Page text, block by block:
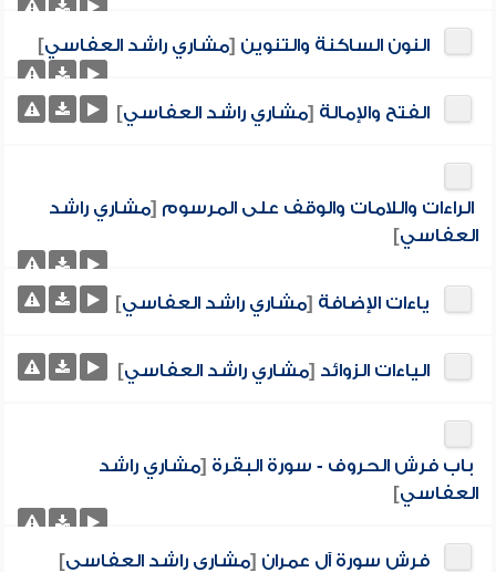
النون الساكنة والتنوين [مشاري راشد العفاسي]
الفتح والإمالة [مشاري راشد العفاسي]
الراءات واللامات والوقف على المرسوم [مشاري راشد
العفاسي]
ياءات الإضافة [مشاري راشد العفاسي]
الياءات الزوائد [مشاري راشد العفاسي]
باب فرش الحروف - سورة البقرة [مشاري راشد
العفاسي]
فرش سورة آل عمران [مشاري راشد العفاسي]